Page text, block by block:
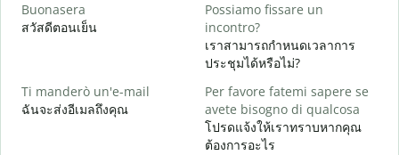
Buonasera
สวัสดีตอนเย็น
Possiamo fissare un
incontro?
เราสามารถกำหนดเวลาการ
ประชุมได้หรือไม่?
Ti manderò un'e-mail
ฉันจะส่งอีเมลถึงคุณ
Per favore fatemi sapere se
avete bisogno di qualcosa
โปรดแจ้งให้เราทราบหากคุณ
ต้องการอะไร